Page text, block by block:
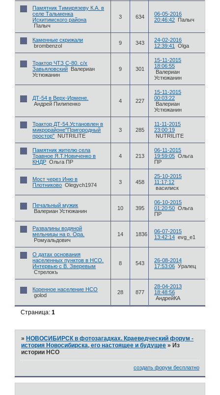
Памятник Тимирязеву К.А. в
селе Тальменка
Искитимского района
Палыч
3 634
06-05-2016
20:46:42 Палыч
Каменные скрижали
brombenzol
9 343
24-02-2016
12:39:41
Olga
Трактор ЧТЗ С-80. с/х
Завьяловский Валериан
Устюжанин
9 301
15-11-2015
18:06:55
Валериан
Устюжанин
ДТ-54 в Верх-Ирмене.
Андрей Пилипенко
4 227
15-11-2015
00:03:22
Валериан
Устюжанин
Трактор ДТ-54.Установлен в
микрорайоне"Пригородный
простор" NUTRILITE
3 285
11-11-2015
23:00:19
NUTRILITE
Памятник жителю села
Травное Я.Т.Новиченко в
КНДР Ольга ПР
4 213
06-11-2015
19:59:05 Ольга
ПР
Мост через Иню в
Плотниково Olegych1974 3 458
25-10-2015
11:17:12
василиск
Печальный мужик
Валериан Устюжанин
10 395
06-10-2015
01:20:50 Ольга
ПР
Развалины водяной
мельницы на р. Ора.
Ромуальдович
14 1836
06-07-2015
13:42:14 evg_e1
О датах основания
населенных пунктов в НСО.
Интервью с В. Зверевым
Стрелокъ
8 543
26-08-2014
17:53:06 Уралец
Коренное население НСО
golod
28 877
28-04-2013
18:48:56
АндрейКА
Страница:1
»НОВОСИБИРСК в фотозагадках. Краеведческий форум -
история Новосибирска, его настоящее и будущее »Из
истории НСО
создать форум бесплатно